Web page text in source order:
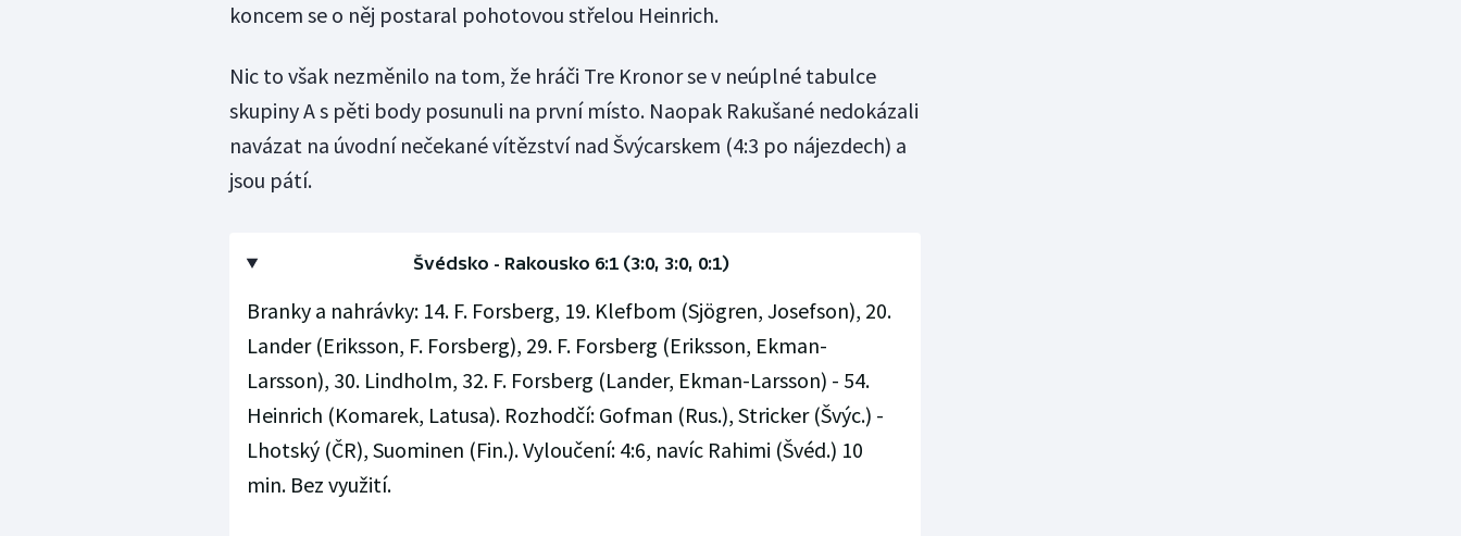
koncem se o něj postaral pohotovou střelou Heinrich.
Nic to však nezměnilo na tom, že hráči Tre Kronor se v neúplné tabulce
skupiny A s pěti body posunuli na první místo. Naopak Rakušané nedokázali
navázat na úvodní nečekané vítězství nad Švýcarskem (4:3 po nájezdech) a
jsou pátí.
Švédsko - Rakousko 6:1 (3:0, 3:0, 0:1)
Branky a nahrávky: 14. F. Forsberg, 19. Klefbom (Sjögren, Josefson), 20.
Lander (Eriksson, F. Forsberg), 29. F. Forsberg (Eriksson, Ekman-
Larsson), 30. Lindholm, 32. F. Forsberg (Lander, Ekman-Larsson) - 54.
Heinrich (Komarek, Latusa). Rozhodčí: Gofman (Rus.), Stricker (Švýc.) -
Lhotský (ČR), Suominen (Fin.). Vyloučení: 4:6, navíc Rahimi (Švéd.) 10
min. Bez využití.